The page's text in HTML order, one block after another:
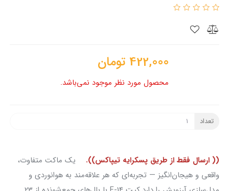
422,000 تومان
محصول مورد نظر موجود نمی‌باشد.
تعداد
(( ارسال فقط از طریق پسکرایه تیپاکس)).
یک ماکت متفاوت،
واقعی و هیجان‌انگیز — تجربه‌ای که هر علاقه‌مند به هوانوردی و